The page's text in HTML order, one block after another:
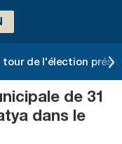
tour de l'élection
de 31
dans le